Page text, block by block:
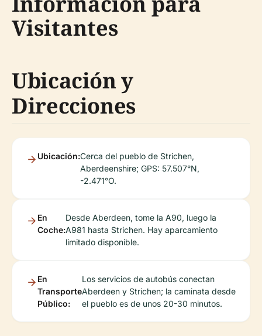
Visitantes
Ubicación y
Direcciones
Ubicación:Cerca del pueblo de Strichen,
Aberdeenshire; GPS: 57.507°N,
-2.471°O.
En
Coche:
Desde Aberdeen, tome la A90, luego la
A981 hasta Strichen. Hay aparcamiento
limitado disponible.
En
Transporte
Público:
Los servicios de autobús conectan
Aberdeen y Strichen; la caminata desde
el pueblo es de unos 20-30 minutos.